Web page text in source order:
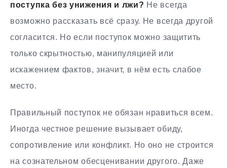
поступка без унижения и лжи? Не всегда
возможно рассказать всё сразу. Не всегда другой
согласится. Но если поступок можно защитить
только скрытностью, манипуляцией или
искажением фактов, значит, в нём есть слабое
место.
Правильный поступок не обязан нравиться всем.
Иногда честное решение вызывает обиду,
сопротивление или конфликт. Но оно не строится
на сознательном обесценивании другого. Даже